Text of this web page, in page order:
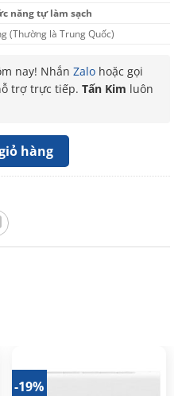
năng tự làm sạch
(Thường là Trung Quốc)
nay! Nhắn Zalo hoặc gọi
trợ trực tiếp. Tấn Kim luôn
5VN số lượng
hàng
-19%